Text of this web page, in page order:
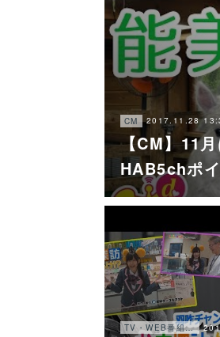
CM 2017.11.28
【CM】11
HAB5chポ
TV・WEB番組・他